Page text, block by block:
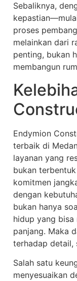
Sebaliknya,
proses
melainkan dari
penting, bukan
membangun
Endymion
terbaik di
layanan yang
bukan
komitmen
dengan
bukan hanya
hidup yang bisa
panjang. Maka
terhadap detail,
Salah satu
menyesuaikan